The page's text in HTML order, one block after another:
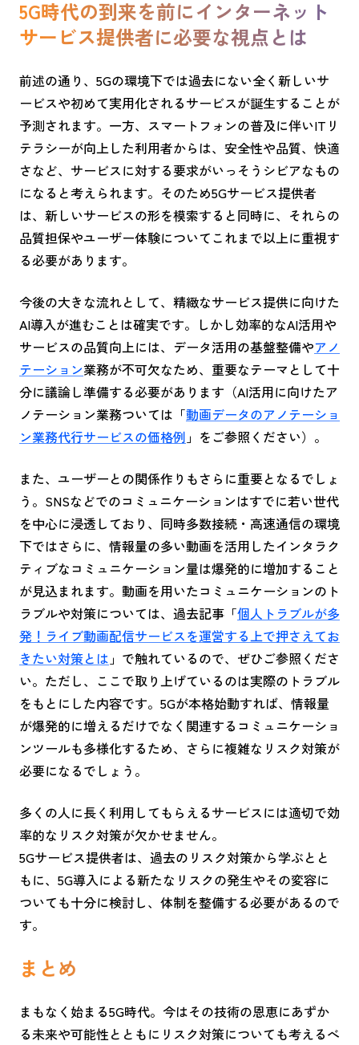
5G時代の到来を前にインターネット
サービス提供者に必要な視点とは
前述の通り、5Gの環境下では過去にない全く新しいサ
ービスや初めて実用化されるサービスが誕生することが
予測されます。一方、スマートフォンの普及に伴いITリ
テラシーが向上した利用者からは、安全性や品質、快適
さなど、サービスに対する要求がいっそうシビアなもの
になると考えられます。そのため5Gサービス提供者
は、新しいサービスの形を模索すると同時に、それらの
品質担保やユーザー体験についてこれまで以上に重視す
る必要があります。
今後の大きな流れとして、精緻なサービス提供に向けた
AI導入が進むことは確実です。しかし効率的なAI活用や
サービスの品質向上には、データ活用の基盤整備やアノ
テーション業務が不可欠なため、重要なテーマとして十
分に議論し準備する必要があります（AI活用に向けたア
ノテーション業務ついては「動画データのアノテーショ
ン業務代行サービスの価格例 」をご参照ください）。
また、ユーザーとの関係作りもさらに重要となるでしょ
う。SNSなどでのコミュニケーションはすでに若い世代
を中心に浸透しており、同時多数接続・高速通信の環境
下ではさらに、情報量の多い動画を活用したインタラク
ティブなコミュニケーション量は爆発的に増加すること
が見込まれます。動画を用いたコミュニケーションのト
ラブルや対策については、過去記事「個人トラブルが多
発！ライブ動画配信サービスを運営する上で押さえてお
きたい対策とは 」で触れているので、ぜひご参照くださ
い。ただし、ここで取り上げているのは実際のトラブル
をもとにした内容です。5Gが本格始動すれば、情報量
が爆発的に増えるだけでなく関連するコミュニケーショ
ンツールも多様化するため、さらに複雑なリスク対策が
必要になるでしょう。
多くの人に長く利用してもらえるサービスには適切で効
率的なリスク対策が欠かせません。
5Gサービス提供者は、過去のリスク対策から学ぶとと
もに、5G導入による新たなリスクの発生やその変容に
ついても十分に検討し、体制を整備する必要があるので
す。
まとめ
まもなく始まる5G時代。今はその技術の恩恵にあずか
る未来や可能性とともにリスク対策についても考えるべ